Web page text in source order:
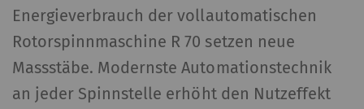
Energieverbrauch der vollautomatischen
Rotorspinnmaschine R 70 setzen neue
Massstäbe. Modernste Automationstechnik
an jeder Spinnstelle erhöht den Nutzeffekt